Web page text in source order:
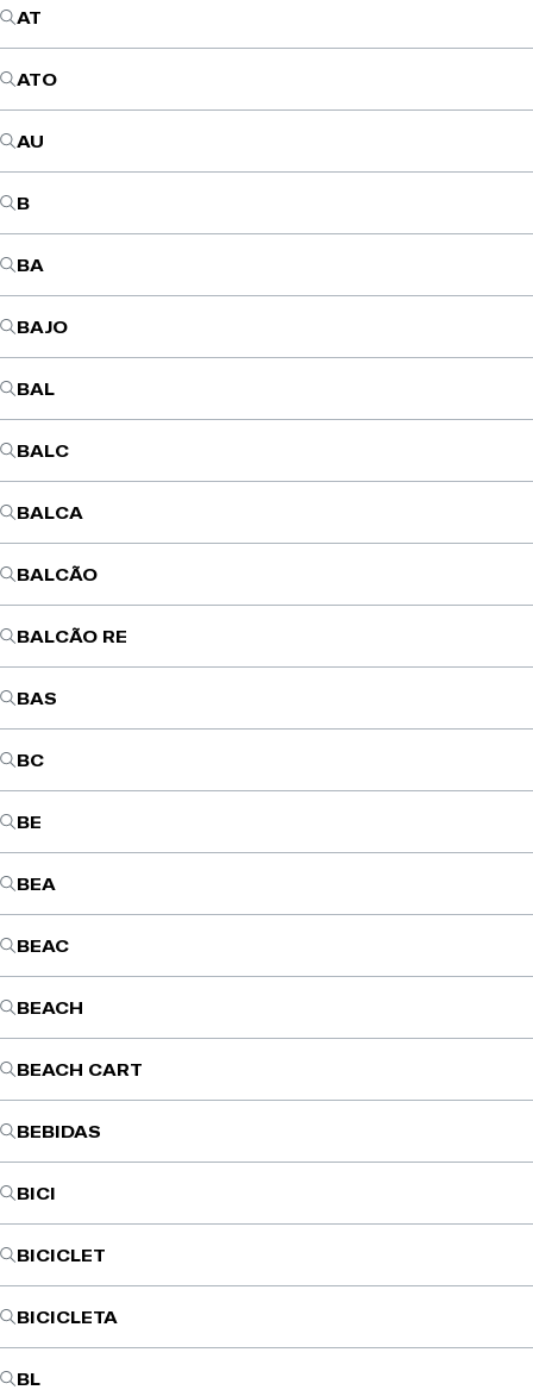
AT
ATO
AU
B
BA
BAJO
BAL
BALC
BALCA
BALCÃO
BALCÃO RE
BAS
BC
BE
BEA
BEAC
BEACH
BEACH CART
BEBIDAS
BICI
BICICLET
BICICLETA
BL